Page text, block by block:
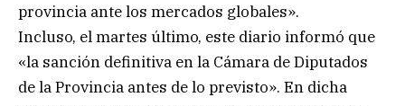
provincia ante los mercados globales».
Incluso, el martes último, este diario informó que
«la sanción definitiva en la Cámara de Diputados
de la Provincia antes de lo previsto». En dicha